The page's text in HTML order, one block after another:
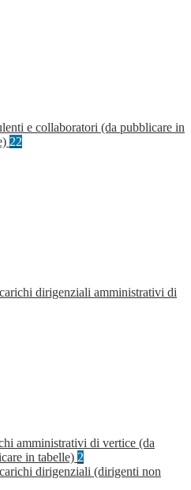
e collaboratori (da pubblicare in
22
dirigenziali amministrativi di
amministrativi di vertice (da
in tabelle) 2
dirigenziali (dirigenti non